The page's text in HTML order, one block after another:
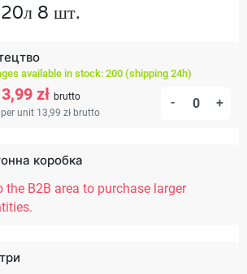
8 шт.
available in stock: 200 (shipping 24h)
zł brutto
unit 13,99 zł brutto
- +
коробка
the B2B area to purchase larger